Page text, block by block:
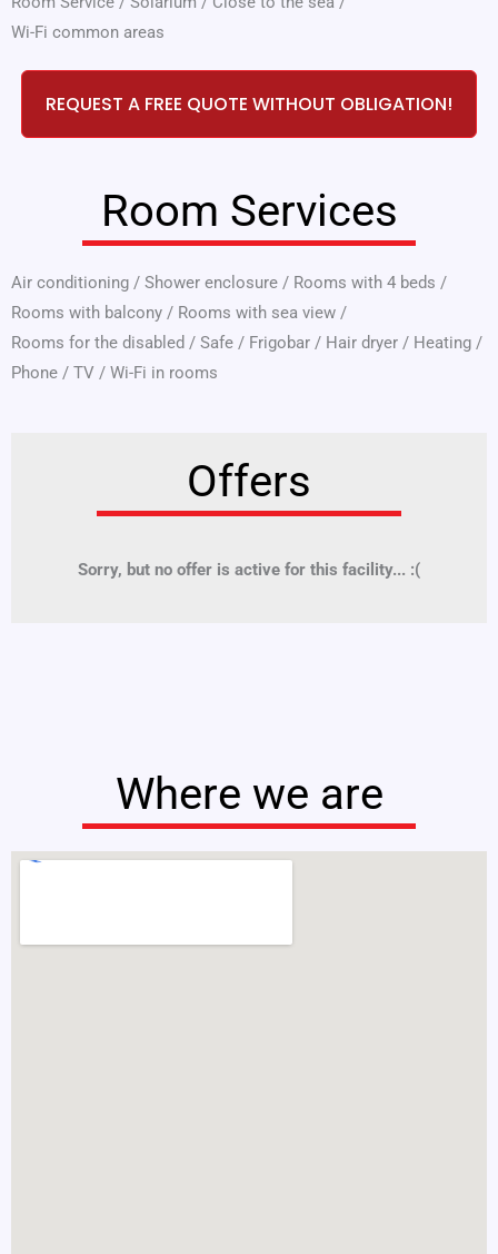
Wi-Fi common areas
REQUEST A FREE QUOTE WITHOUT OBLIGATION!
Room Services
Air conditioning / Shower enclosure / Rooms with 4 beds /
Rooms with balcony / Rooms with sea view /
Rooms for the disabled / Safe / Frigobar / Hair dryer / Heating /
Phone / TV / Wi-Fi in rooms
Offers
Sorry, but no offer is active for this facility... :(
Where we are